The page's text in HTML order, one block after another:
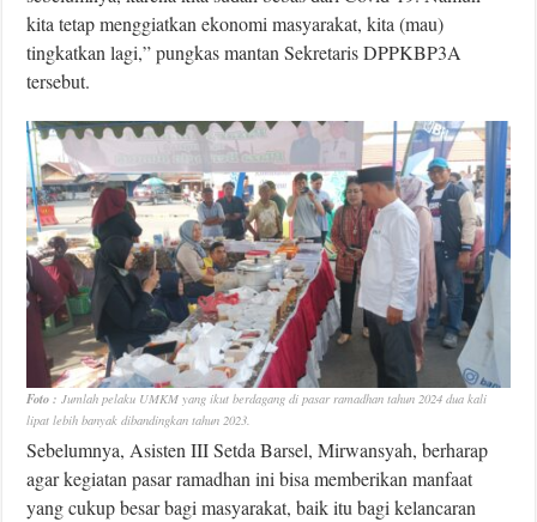
kita tetap menggiatkan ekonomi masyarakat, kita (mau)
tingkatkan lagi,” pungkas mantan Sekretaris DPPKBP3A
tersebut.
Foto : Jumlah pelaku UMKM yang ikut berdagang di pasar ramadhan tahun 2024 dua kali
lipat lebih banyak dibandingkan tahun 2023.
Sebelumnya, Asisten III Setda Barsel, Mirwansyah, berharap
agar kegiatan pasar ramadhan ini bisa memberikan manfaat
yang cukup besar bagi masyarakat, baik itu bagi kelancaran